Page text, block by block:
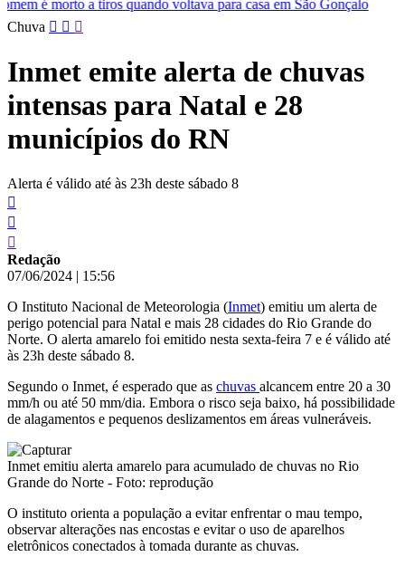
quando voltava para casa em São Gonçalo
Operação prende
Pular
conteúdo
Chuva
Inmet emite alerta de chuvas
intensas para Natal e 28
municípios do RN
Alerta é válido até às 23h deste sábado 8
Redação
07/06/2024 | 15:56
O Instituto Nacional de Meteorologia (Inmet) emitiu um alerta de
perigo potencial para Natal e mais 28 cidades do Rio Grande do
Norte. O alerta amarelo foi emitido nesta sexta-feira 7 e é válido até
às 23h deste sábado 8.
Segundo o Inmet, é esperado que as chuvas alcancem entre 20 a 30
mm/h ou até 50 mm/dia. Embora o risco seja baixo, há possibilidade
de alagamentos e pequenos deslizamentos em áreas vulneráveis.
Inmet emitiu alerta amarelo para acumulado de chuvas no Rio
Grande do Norte - Foto: reprodução
O instituto orienta a população a evitar enfrentar o mau tempo,
observar alterações nas encostas e evitar o uso de aparelhos
eletrônicos conectados à tomada durante as chuvas.